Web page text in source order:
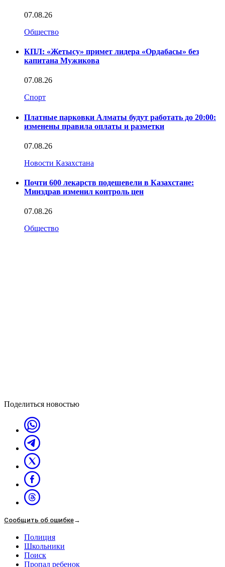
07.08.26
Общество
КПЛ: «Жетысу» примет лидера «Ордабасы» без
капитана Мужикова
07.08.26
Спорт
Платные парковки Алматы будут работать до 20:00:
изменены правила оплаты и разметки
07.08.26
Новости Казахстана
Почти 600 лекарств подешевели в Казахстане:
Минздрав изменил контроль цен
07.08.26
Общество
Поделиться новостью
Сообщить об ошибке→
Полиция
Школьники
Поиск
Пропал ребенок